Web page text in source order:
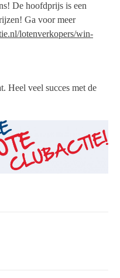
De hoofdprijs is een
Ga voor meer
lotenverkopers/win-
Heel veel succes met de